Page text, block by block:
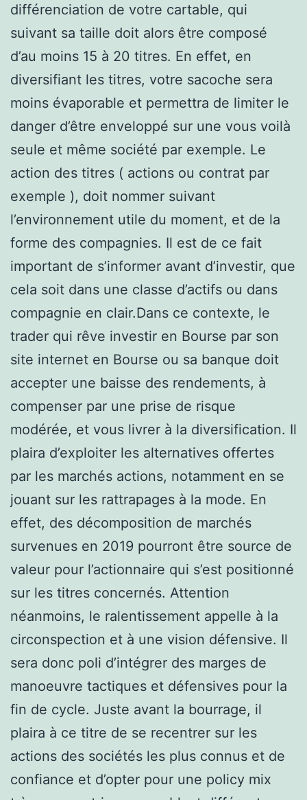
différenciation de votre cartable, qui
suivant sa taille doit alors être composé
d’au moins 15 à 20 titres. En effet, en
diversifiant les titres, votre sacoche sera
moins évaporable et permettra de limiter le
danger d’être enveloppé sur une vous voilà
seule et même société par exemple. Le
action des titres ( actions ou contrat par
exemple ), doit nommer suivant
l’environnement utile du moment, et de la
forme des compagnies. Il est de ce fait
important de s’informer avant d’investir, que
cela soit dans une classe d’actifs ou dans
compagnie en clair.Dans ce contexte, le
trader qui rêve investir en Bourse par son
site internet en Bourse ou sa banque doit
accepter une baisse des rendements, à
compenser par une prise de risque
modérée, et vous livrer à la diversification. Il
plaira d’exploiter les alternatives offertes
par les marchés actions, notamment en se
jouant sur les rattrapages à la mode. En
effet, des décomposition de marchés
survenues en 2019 pourront être source de
valeur pour l’actionnaire qui s’est positionné
sur les titres concernés. Attention
néanmoins, le ralentissement appelle à la
circonspection et à une vision défensive. Il
sera donc poli d’intégrer des marges de
manoeuvre tactiques et défensives pour la
fin de cycle. Juste avant la bourrage, il
plaira à ce titre de se recentrer sur les
actions des sociétés les plus connus et de
confiance et d’opter pour une policy mix